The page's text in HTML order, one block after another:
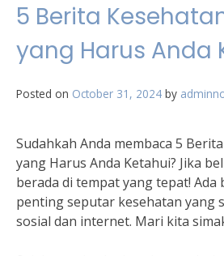
5 Berita
yang Harus Anda
Posted on October 31, 2024 by
Sudahkah Anda membaca 5
yang Harus Anda Ketahui? Jika
berada di tempat yang tepat! Ada
penting seputar kesehatan yang
sosial dan internet. Mari kita